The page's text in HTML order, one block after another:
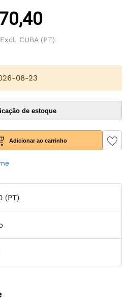
CUBA (PT)
08-23
de estoque
Adicionar ao carrinho
(PT)